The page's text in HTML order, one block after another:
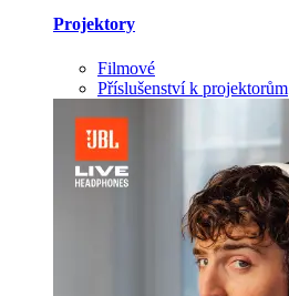
Projektory
Filmové
Příslušenství k projektorům